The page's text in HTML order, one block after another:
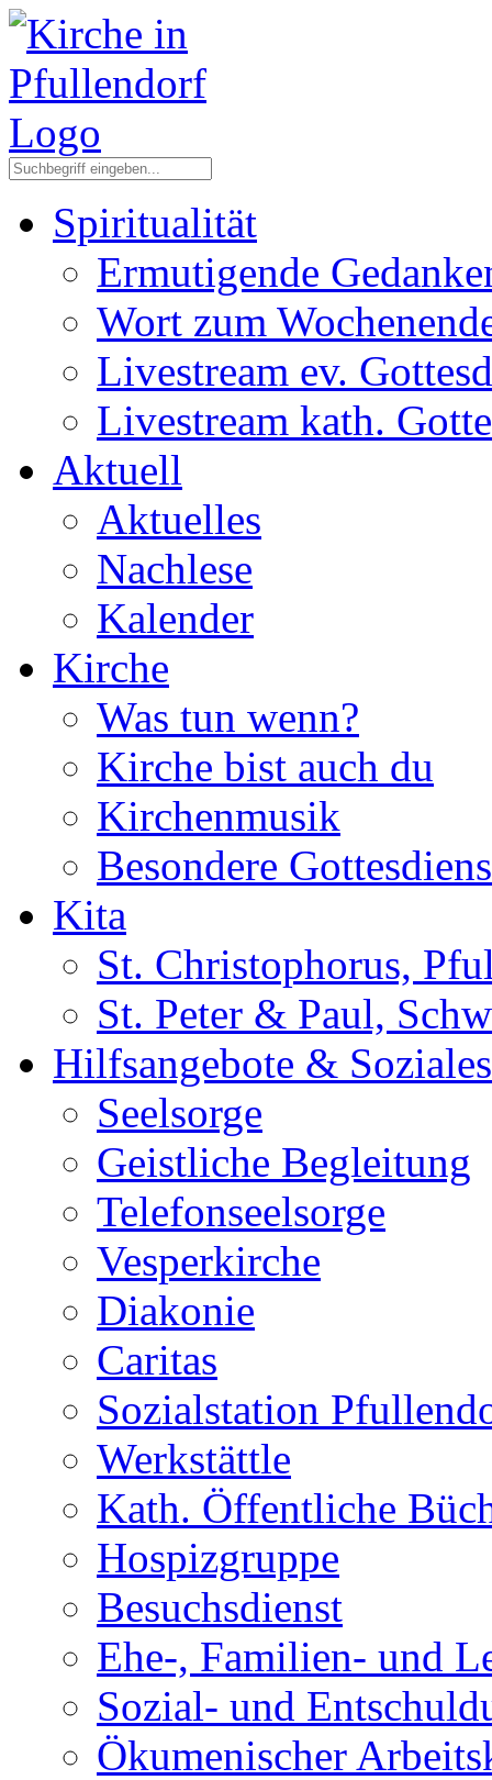
Spiritualität
Ermutigende
Wort zum
Livestream ev.
Livestream kath.
Aktuell
Aktuelles
Nachlese
Kalender
Kirche
Was tun wenn?
Kirche bist auch du
Kirchenmusik
Besondere
Kita
St. Christophorus,
St. Peter & Paul,
Hilfsangebote & Soziales
Seelsorge
Geistliche Begleitung
Telefonseelsorge
Vesperkirche
Diakonie
Caritas
Sozialstation
Werkstättle
Kath. Öffentliche
Hospizgruppe
Besuchsdienst
Ehe-, Familien- und
Sozial- und
Ökumenischer